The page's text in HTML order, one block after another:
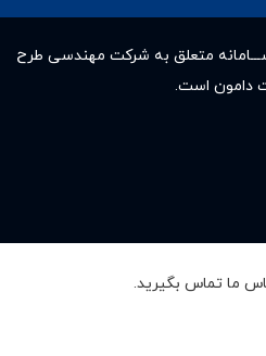
متعلق به شرکت مهندسی طرح
دامون است.
ما تماس بگیرید.